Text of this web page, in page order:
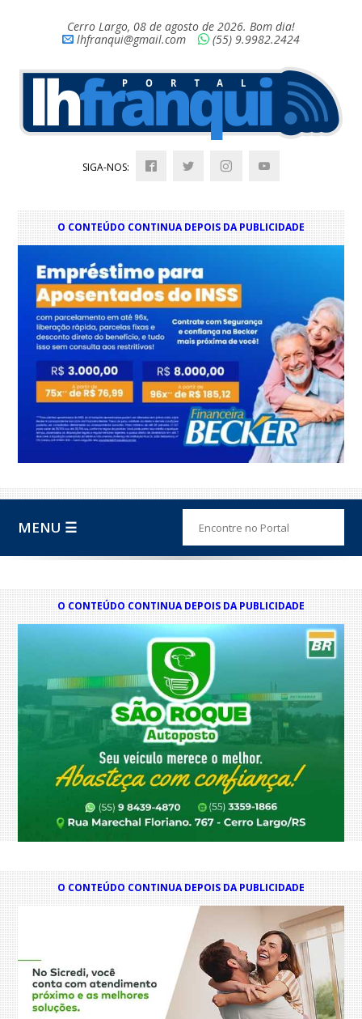
Cerro Largo, 08 de agosto de 2026. Bom dia!
lhfranqui@gmail.com
(55) 9.9982.2424
SIGA-NOS:
O CONTEÚDO CONTINUA DEPOIS DA PUBLICIDADE
MENU ☰
O CONTEÚDO CONTINUA DEPOIS DA PUBLICIDADE
O CONTEÚDO CONTINUA DEPOIS DA PUBLICIDADE